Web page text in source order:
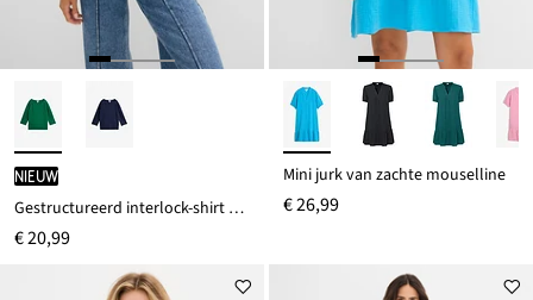
Nieuw
Gestructureerd interlock-shirt van een katoenmix
€ 20,99
Mini jurk van zachte mouselline
€ 26,99